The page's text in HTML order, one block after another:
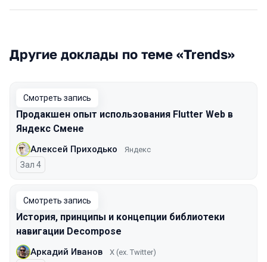
Другие доклады по теме «Trends»
Смотреть запись
Продакшен опыт использования Flutter Web в
Яндекс Смене
Алексей Приходько Яндекс
Зал 4
Смотреть запись
История, принципы и концепции библиотеки
навигации Decompose
Аркадий Иванов X (ex. Twitter)